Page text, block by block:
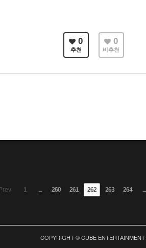
0
추천
0
비추천
Prev 1 ... 260 261 262 263 264 ...
COPYRIGHT © CUBE ENTERTAINMENT